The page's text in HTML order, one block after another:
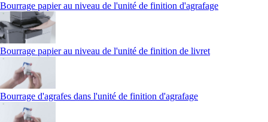
Bourrage papier au niveau de l'unité de finition d'agrafage
Bourrage papier au niveau de l'unité de finition de livret
Bourrage d'agrafes dans l'unité de finition d'agrafage